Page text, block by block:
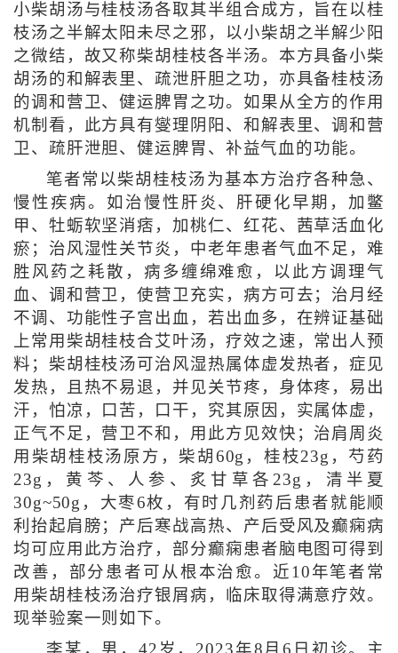
小柴胡汤与桂枝汤各取其半组合成方，旨在以桂
枝汤之半解太阳未尽之邪，以小柴胡之半解少阳
之微结，故又称柴胡桂枝各半汤。本方具备小柴
胡汤的和解表里、疏泄肝胆之功，亦具备桂枝汤
的调和营卫、健运脾胃之功。如果从全方的作用
机制看，此方具有燮理阴阳、和解表里、调和营
卫、疏肝泄胆、健运脾胃、补益气血的功能。
笔者常以柴胡桂枝汤为基本方治疗各种急、
慢性疾病。如治慢性肝炎、肝硬化早期，加鳖
甲、牡蛎软坚消痞，加桃仁、红花、茜草活血化
瘀；治风湿性关节炎，中老年患者气血不足，难
胜风药之耗散，病多缠绵难愈，以此方调理气
血、调和营卫，使营卫充实，病方可去；治月经
不调、功能性子宫出血，若出血多，在辨证基础
上常用柴胡桂枝合艾叶汤，疗效之速，常出人预
料；柴胡桂枝汤可治风湿热属体虚发热者，症见
发热，且热不易退，并见关节疼，身体疼，易出
汗，怕凉，口苦，口干，究其原因，实属体虚，
正气不足，营卫不和，用此方见效快；治肩周炎
用柴胡桂枝汤原方，柴胡60g，桂枝23g，芍药
23g，黄芩、人参、炙甘草各23g，清半夏
30g~50g，大枣6枚，有时几剂药后患者就能顺
利抬起肩膀；产后寒战高热、产后受风及癫痫病
均可应用此方治疗，部分癫痫患者脑电图可得到
改善，部分患者可从根本治愈。近10年笔者常
用柴胡桂枝汤治疗银屑病，临床取得满意疗效。
现举验案一则如下。